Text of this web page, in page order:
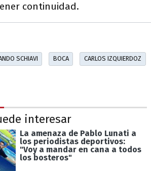
continuidad.
SCHIAVI BOCA CARLOS IZQUIERDOZ
interesar
La amenaza de Pablo Lunati a
los periodistas deportivos:
"Voy a mandar en cana a todos
los bosteros"